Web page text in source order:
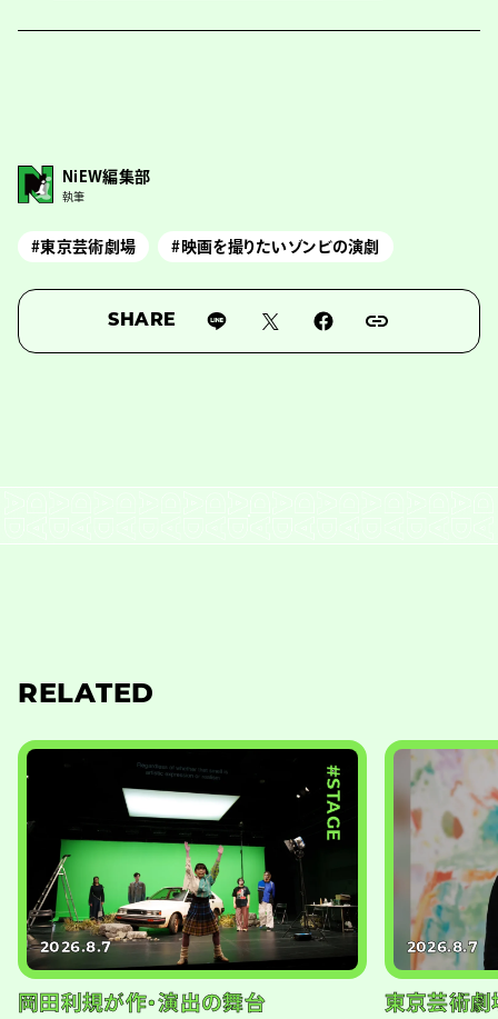
NiEW編集部
執筆
#東京芸術劇場 #映画を撮りたいゾンビの演劇
SHARE
RELATED
#STAGE
2026.8.7
岡田利規が作・演出の舞台
2026.8.7
東京芸術劇